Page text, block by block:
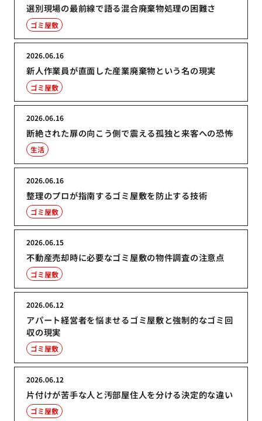
選別現場の最前線で語る混合廃棄物処理の困難さ
ゴミ屋敷
新人作業員が直面した産業廃棄物という名の現実
2026.06.16
ゴミ屋敷
断絶された扉の向こう側で震える孤独と来客への恐怖
2026.06.16
生活
整理のプロが指南するゴミ屋敷を防止する技術
2026.06.16
ゴミ屋敷
不動産売却時に必要なゴミ屋敷の物件調査の注意点
2026.06.15
ゴミ屋敷
アパート経営者を悩ませるゴミ屋敷と強制的なゴミ回
収の現実
2026.06.12
ゴミ屋敷
片付けが苦手な人と汚部屋住人を分ける決定的な違い
2026.06.12
ゴミ屋敷